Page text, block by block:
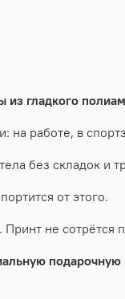
гладкого
работе, в
без складок и
от этого.
Принт не
подарочную